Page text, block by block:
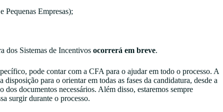
Empresas);
dos Sistemas de Incentivos ocorrerá em breve.
pode contar com a CFA para o ajudar em todo o processo. A
disposição para o orientar em todas as fases da candidatura, desde a
dos documentos necessários. Além disso, estaremos sempre
surgir durante o processo.